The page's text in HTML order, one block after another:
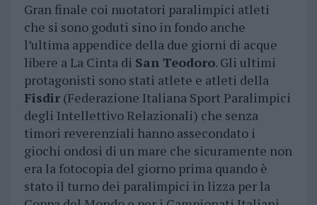
Gran finale coi nuotatori paralimpici atleti
che si sono goduti sino in fondo anche
l’ultima appendice della due giorni di acque
libere a La Cinta di San Teodoro. Gli ultimi
protagonisti sono stati atlete e atleti della
Fisdir(Federazione Italiana Sport Paralimpici
degli Intellettivo Relazionali) che senza
timori reverenziali hanno assecondato i
giochi ondosi di un mare che sicuramente non
era la fotocopia del giorno prima quando è
stato il turno dei paralimpici in lizza per la